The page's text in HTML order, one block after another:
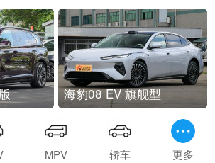
海豹08 EV 旗舰型
MPV 轿车 更多